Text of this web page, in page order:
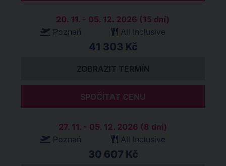
20. 11. - 05. 12. 2026 (15 dní)
Poznań
All Inclusive
41 303 Kč
ZOBRAZIT TERMÍN
SPOČÍTAT CENU
27. 11. - 05. 12. 2026 (8 dní)
Poznań
All Inclusive
30 607 Kč